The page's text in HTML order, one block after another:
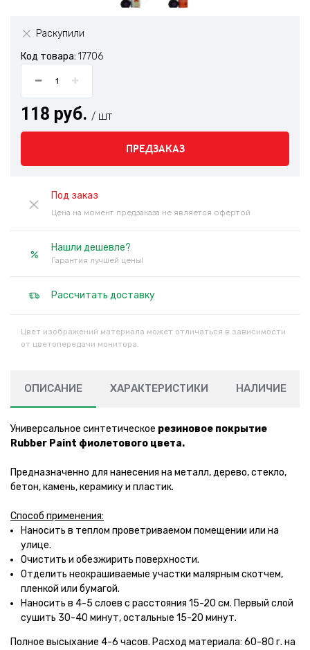
Раскупили
Код товара: 17706
118 руб. / шт
ПРЕДЗАКАЗ
Под заказ
Цена на момент предзаказа не является офертой
Нашли дешевле?
Гарантия лучшей цены!
Рассчитать доставку
Цвет изображений материала может отличаться в зависимости
от цветопередачи монитора.
ОПИСАНИЕ ХАРАКТЕРИСТИКИ НАЛИЧИЕ
Универсальное синтетическое резиновое покрытие
Rubber Paint фиолетового цвета.
Предназначенно для нанесения на металл, дерево, стекло,
бетон, камень, керамику и пластик.
Способ применения:
Наносить в теплом проветриваемом помещении или на
улице.
Очистить и обезжирить поверхности.
Отделить неокрашиваемые участки малярным скотчем,
пленкой или бумагой.
Наносить в 4-5 слоев с расстояния 15-20 см. Первый слой
сушить 30-40 минут, остальные 15-20 минут.
Полное высыхание 4-6 часов. Расход материала: 60-80 г. на